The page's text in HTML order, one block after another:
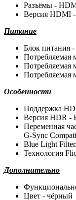
Разъёмы -
Версия HDMI
Питание
Блок питания
Потребляемая
Потребляемая
Потребляемая
Особенности
Поддержка
Версия HDR -
Переменная
G-Sync
Blue Light
Технология
Дополнительно
Цвет - чёрный